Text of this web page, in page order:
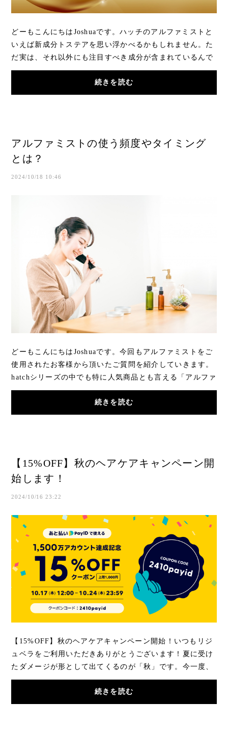
どーもこんにちはJoshuaです。ハッチのアルファミストと
いえば新成分トステアを思い浮かべるかもしれません。た
だ実は、それ以外にも注目すべき成分が含まれているんで
す。ということで今回は、「アルファミスト...
続きを読む
アルファミストの使う頻度やタイミング
とは？
2024/10/18 10:46
どーもこんにちはJoshuaです。今回もアルファミストをご
使用されたお客様から頂いたご質問を紹介していきます。
hatchシリーズの中でも特に人気商品とも言える「アルファ
ミスト」リピーターも多く、高い評価を受け...
続きを読む
【15%OFF】秋のヘアケアキャンペーン開
始します！
2024/10/16 23:22
【15%OFF】秋のヘアケアキャンペーン開始！いつもリジ
ュベラをご利用いただきありがとうございます！夏に受け
たダメージが形として出てくるのが「秋」です。今一度、
ホームケアを見直しましょう。秋のキャンペー...
続きを読む